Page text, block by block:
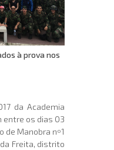
à prova nos
da Academia
entre os dias 03
de Manobra nº1
Freita, distrito